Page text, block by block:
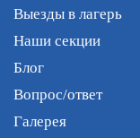
Выезды в лагерь
Наши секции
Блог
Вопрос/ответ
Галерея